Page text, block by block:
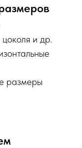
и др.
размеры